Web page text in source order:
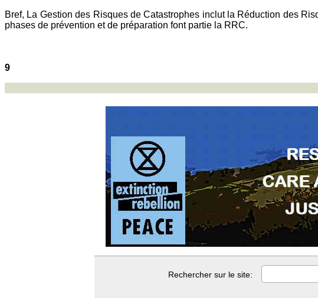
Bref, La Gestion des Risques de Catastrophes inclut la Réduction des
phases de prévention et de préparation font partie la RRC.
9
Rechercher sur le site: